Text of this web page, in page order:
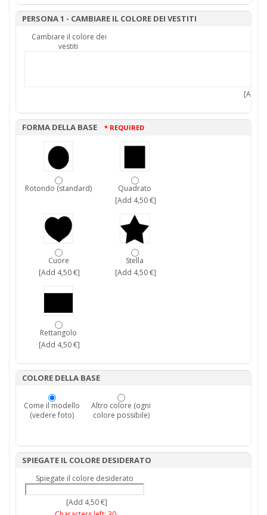
PERSONA 1 - CAMBIARE IL COLORE DEI VESTITI
Cambiare il colore dei
vestiti
[Add
FORMA DELLA BASE * REQUIRED
Rotondo (standard)
Quadrato
[Add 4,50 €]
Cuore
[Add 4,50 €]
Stella
[Add 4,50 €]
Rettangolo
[Add 4,50 €]
COLORE DELLA BASE
Come il modello
(vedere foto)
Altro colore (ogni
colore possibile)
SPIEGATE IL COLORE DESIDERATO
Spiegate il colore desiderato
[Add 4,50 €]